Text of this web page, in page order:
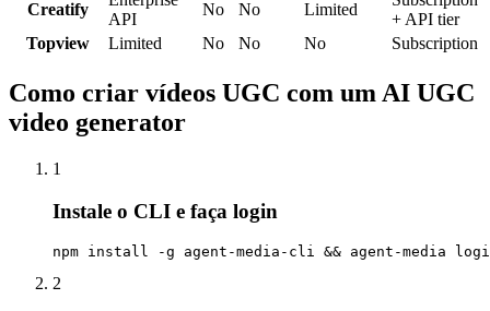
Creatify
API
No No Limited
+ API tier
Topview
Limited No No No Subscription
Como criar vídeos UGC com um AI UGC
video generator
1
Instale o CLI e faça login
npm install -g agent-media-cli && agent-media
2